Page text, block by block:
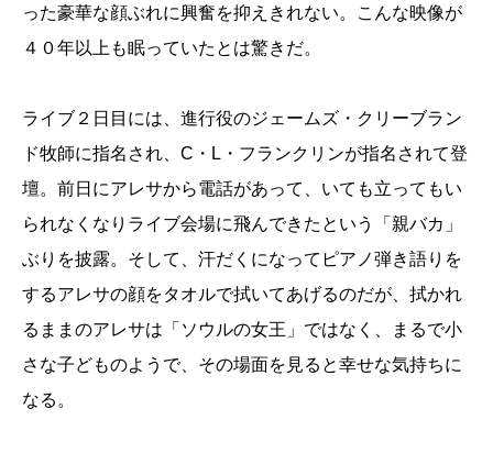
った豪華な顔ぶれに興奮を抑えきれない。こんな映像が
４０年以上も眠っていたとは驚きだ。
ライブ２日目には、進行役のジェームズ・クリーブラン
ド牧師に指名され、C・L・フランクリンが指名されて登
壇。前日にアレサから電話があって、いても立ってもい
られなくなりライブ会場に飛んできたという「親バカ」
ぶりを披露。そして、汗だくになってピアノ弾き語りを
するアレサの顔をタオルで拭いてあげるのだが、拭かれ
るままのアレサは「ソウルの女王」ではなく、まるで小
さな子どものようで、その場面を見ると幸せな気持ちに
なる。